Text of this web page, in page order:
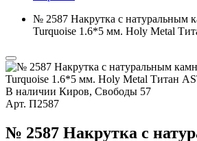
№ 2587 Накрутка с натуральным
Turquoise 1.6*5 мм. Holy Metal
В наличии Киров, Свободы 57
Арт. П2587
№ 2587 Накрутка с